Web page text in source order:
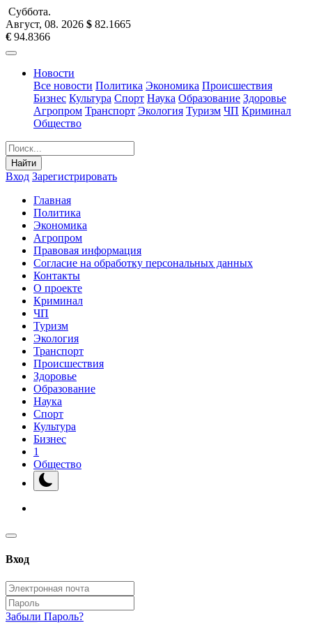
Суббота.
Август, 08. 2026 $ 82.1665
€ 94.8366
Новости
Все новости Политика Экономика Происшествия
Бизнес Культура Спорт Наука Образование Здоровье
Агропром Транспорт Экология Туризм ЧП Криминал
Общество
Найти
Вход Зарегистрировать
Главная
Политика
Экономика
Агропром
Правовая информация
Согласие на обработку персональных данных
Контакты
О проекте
Криминал
ЧП
Туризм
Экология
Транспорт
Происшествия
Здоровье
Образование
Наука
Спорт
Культура
Бизнес
1
Общество
Вход
Забыли Пароль?